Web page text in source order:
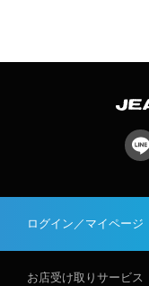
ログイン／マイページ
お店受け取りサービス